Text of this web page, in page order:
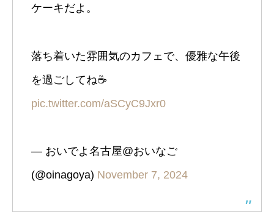
ケーキだよ。
落ち着いた雰囲気のカフェで、優雅な午後
を過ごしてね☕️
pic.twitter.com/aSCyC9Jxr0
— おいでよ名古屋@おいなご
(@oinagoya) November 7, 2024